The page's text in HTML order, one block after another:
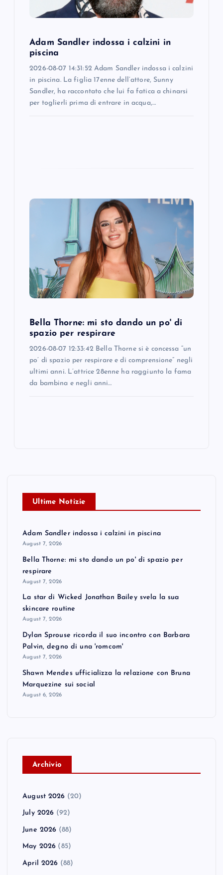
Adam Sandler indossa i calzini in
piscina
2026-08-07 14:31:52 Adam Sandler indossa i calzini
in piscina. La figlia 17enne dell’attore, Sunny
Sandler, ha raccontato che lui fa fatica a chinarsi
per toglierli prima di entrare in acqua,…
Bella Thorne: mi sto dando un po' di
spazio per respirare
2026-08-07 12:33:42 Bella Thorne si è concessa “un
po’ di spazio per respirare e di comprensione” negli
ultimi anni. L’attrice 28enne ha raggiunto la fama
da bambina e negli anni…
Ultime Notizie
Adam Sandler indossa i calzini in piscina
August 7, 2026
Bella Thorne: mi sto dando un po' di spazio per
respirare
August 7, 2026
La star di Wicked Jonathan Bailey svela la sua
skincare routine
August 7, 2026
Dylan Sprouse ricorda il suo incontro con Barbara
Palvin, degno di una 'romcom'
August 7, 2026
Shawn Mendes ufficializza la relazione con Bruna
Marquezine sui social
August 6, 2026
Archivio
August 2026 (20)
July 2026 (92)
June 2026 (88)
May 2026 (85)
April 2026 (88)